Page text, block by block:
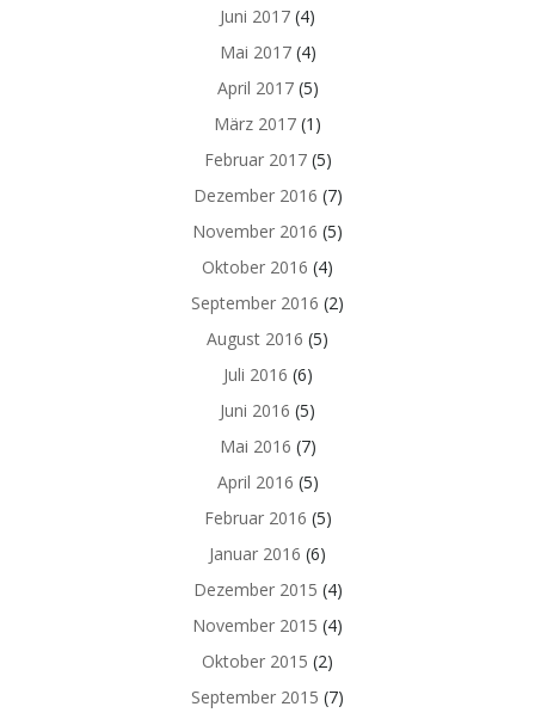
Juni 2017 (4)
Mai 2017(4)
April 2017(5)
März 2017 (1)
Februar 2017(5)
Dezember 2016 (7)
November 2016 (5)
Oktober 2016 (4)
September 2016 (2)
August 2016 (5)
Juli 2016 (6)
Juni 2016 (5)
Mai 2016 (7)
April 2016 (5)
Februar 2016 (5)
Januar 2016 (6)
Dezember 2015 (4)
November 2015 (4)
Oktober 2015 (2)
September 2015 (7)